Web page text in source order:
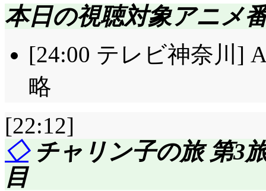
本日の視聴対象アニメ
[24:00 テレビ神奈川]
略
[22:12]
◇チャリン子の旅 第3
目